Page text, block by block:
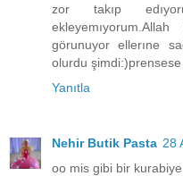
zor takıp
görunuyor ellerıne
olurdu
Yanıtla
Nehir Butik Pasta 28
oo mis gibi bir